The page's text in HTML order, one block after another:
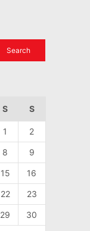
S S
1 2
8 9
15 16
22 23
29 30